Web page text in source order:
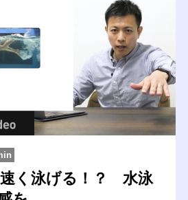
く泳げる！？ 水泳